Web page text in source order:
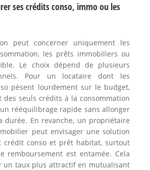
ses crédits conso, immo ou les
peut concerner uniquement les
les prêts immobiliers ou
Le choix dépend de plusieurs
Pour un locataire dont les
pèsent lourdement sur le budget,
des seuls crédits à la consommation
rééquilibrage rapide sans allonger
durée. En revanche, un propriétaire
peut envisager une solution
crédit conso et prêt habitat, surtout
remboursement est entamée. Cela
un taux plus attractif en mutualisant